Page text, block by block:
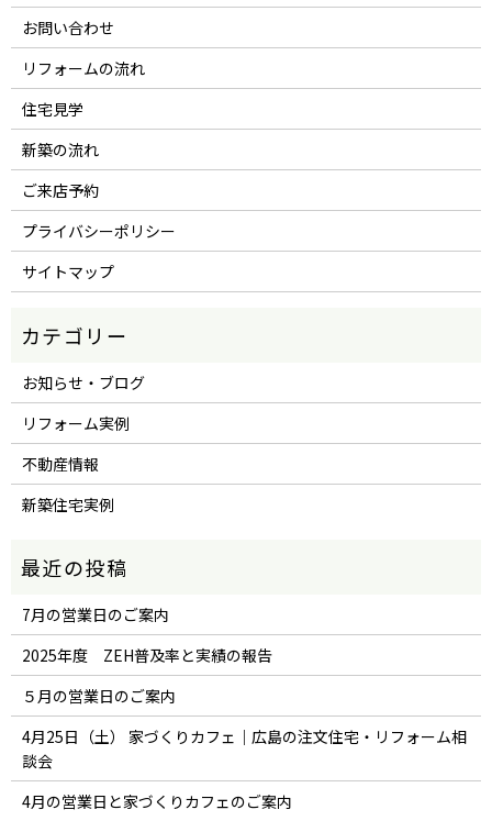
お問い合わせ
リフォームの流れ
住宅見学
新築の流れ
ご来店予約
プライバシーポリシー
サイトマップ
お知らせ・ブログ
リフォーム実例
不動産情報
新築住宅実例
7月の営業日のご案内
2025年度 ZEH普及率と実績の報告
５月の営業日のご案内
4月25日（土） 家づくりカフェ｜広島の注文住宅・リフォーム相
談会
4月の営業日と家づくりカフェのご案内